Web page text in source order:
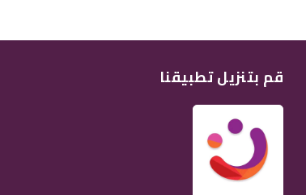
قم بتنزيل تطبيقنا